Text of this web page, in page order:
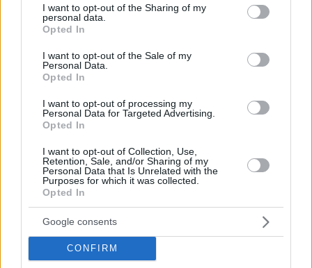
not limited to your visit or usage behaviour. You may click to
grant or deny consent to Google and its third-party tags to
use your data for below specified purposes in below Google
consent section.
I want to opt-out of the Sharing of my
personal data.
Opted In
I want to opt-out of the Sale of my
Personal Data.
Opted In
I want to opt-out of processing my
Personal Data for Targeted Advertising.
Opted In
I want to opt-out of Collection, Use,
Retention, Sale, and/or Sharing of my
Personal Data that Is Unrelated with the
Purposes for which it was collected.
Opted In
Google consents
CONFIRM
αποδείχθηκε εξαιρετικός συνομιλητής, μοιράζοντας και
λαμβάνοντας“ασίστ”
πολλά ακόμα.